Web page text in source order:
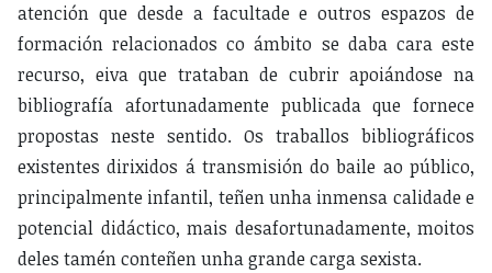
atención que desde a facultade e outros espazos de
formación relacionados co ámbito se daba cara este
recurso, eiva que trataban de cubrir apoiándose na
bibliografía afortunadamente publicada que fornece
propostas neste sentido. Os traballos bibliográficos
existentes dirixidos á transmisión do baile ao público,
principalmente infantil, teñen unha inmensa calidade e
potencial didáctico, mais desafortunadamente, moitos
deles tamén conteñen unha grande carga sexista.